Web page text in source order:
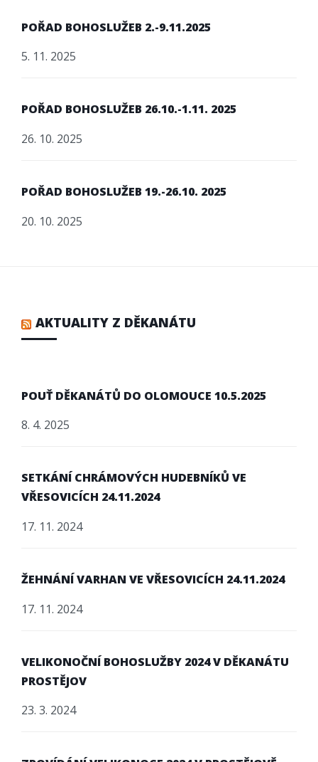
POŘAD BOHOSLUŽEB 2.-9.11.2025
5. 11. 2025
POŘAD BOHOSLUŽEB 26.10.-1.11. 2025
26. 10. 2025
POŘAD BOHOSLUŽEB 19.-26.10. 2025
20. 10. 2025
AKTUALITY Z DĚKANÁTU
POUŤ DĚKANÁTŮ DO OLOMOUCE 10.5.2025
8. 4. 2025
SETKÁNÍ CHRÁMOVÝCH HUDEBNÍKŮ VE
VŘESOVICÍCH 24.11.2024
17. 11. 2024
ŽEHNÁNÍ VARHAN VE VŘESOVICÍCH 24.11.2024
17. 11. 2024
VELIKONOČNÍ BOHOSLUŽBY 2024 V DĚKANÁTU
PROSTĚJOV
23. 3. 2024